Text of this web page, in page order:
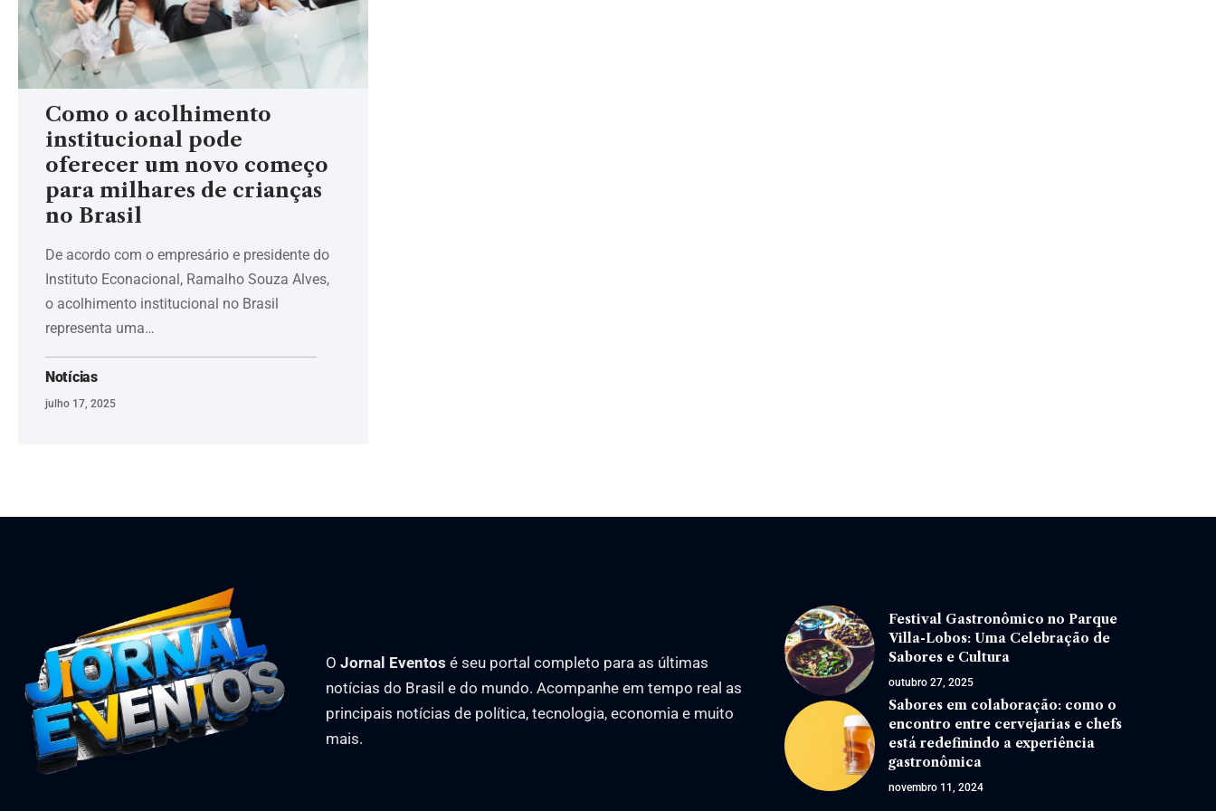
Como o acolhimento
institucional pode
oferecer um novo começo
para milhares de crianças
no Brasil
De acordo com o empresário e presidente do
Instituto Econacional, Ramalho Souza Alves,
o acolhimento institucional no Brasil
representa uma…
Notícias
julho 17, 2025
O Jornal Eventos é seu portal completo para as últimas
notícias do Brasil e do mundo. Acompanhe em tempo real as
principais notícias de política, tecnologia, economia e muito
mais.
Festival Gastronômico no Parque
Villa-Lobos: Uma Celebração de
Sabores e Cultura
outubro 27, 2025
Sabores em colaboração: como o
encontro entre cervejarias e chefs
está redefinindo a experiência
gastronômica
novembro 11, 2024